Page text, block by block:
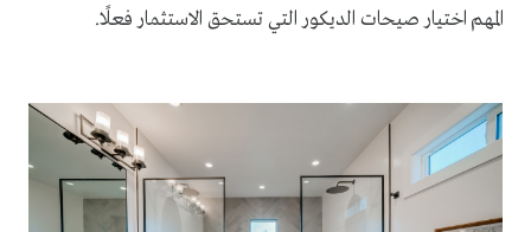
المهم اختيار صيحات الديكور التي تستحق الاستثمار فعلًا.